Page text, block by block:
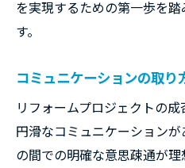
を実現するための第一歩を
す。
コミュニケーションの取り
リフォームプロジェクトの成
円滑なコミュニケーション
の間での明確な意思疎通が